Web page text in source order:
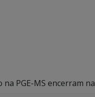
na PGE-MS encerram